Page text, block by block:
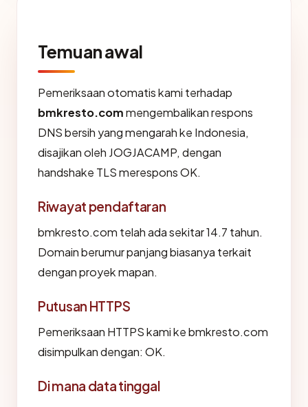
Temuan awal
Pemeriksaan otomatis kami terhadap
bmkresto.commengembalikan respons
DNS bersih yang mengarah ke Indonesia,
disajikan oleh JOGJACAMP, dengan
handshake TLS merespons OK.
Riwayat pendaftaran
bmkresto.com telah ada sekitar 14.7 tahun.
Domain berumur panjang biasanya terkait
dengan proyek mapan.
Putusan HTTPS
Pemeriksaan HTTPS kami ke bmkresto.com
disimpulkan dengan: OK.
Di mana data tinggal